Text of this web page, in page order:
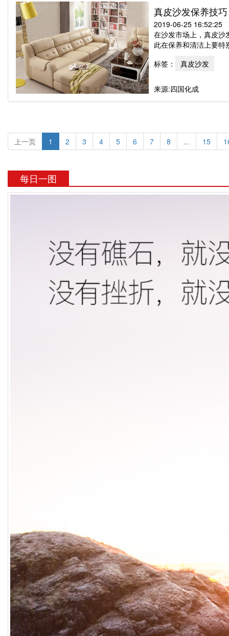
真皮沙发保养技巧
2019-06-25 16:52:25
在沙发市场上，真皮沙
此在保养和清洁上要
标签：
真皮沙发
来源:四国化成
上一页 1 2 3 4 5 6 7 8 ... 15
每日一图